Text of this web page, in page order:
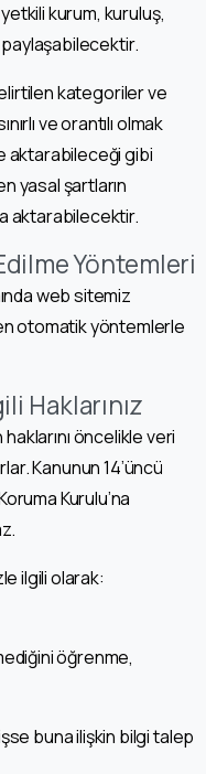
kurum, kuruluş,
paylaşabilecektir.
kategoriler ve
ve orantılı olmak
aktarabileceği gibi
yasal şartların
aktarabilecektir.
Yöntemleri
web sitemiz
otomatik yöntemlerle
Haklarınız
öncelikle veri
Kanunun 14’üncü
Kurulu’na
ilgili olarak:
öğrenme,
buna ilişkin bilgi talep